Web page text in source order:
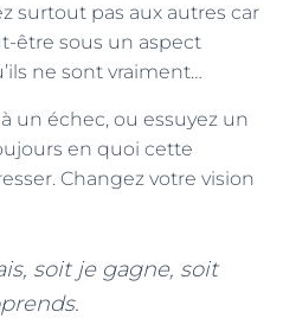
surtout pas aux autres car
être sous un aspect
ne sont vraiment…
un échec, ou essuyez un
en quoi cette
Changez votre vision
soit je gagne, soit